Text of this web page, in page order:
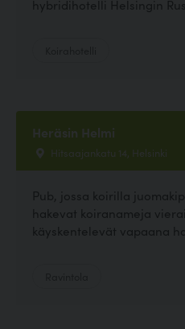
hybridihotelli Helsingin
Heräsin Helmi
Hitsaajankatu 14, Helsinki
Pub, jossa koirilla
hakevat koiranameja
käyskentelevät vapaana